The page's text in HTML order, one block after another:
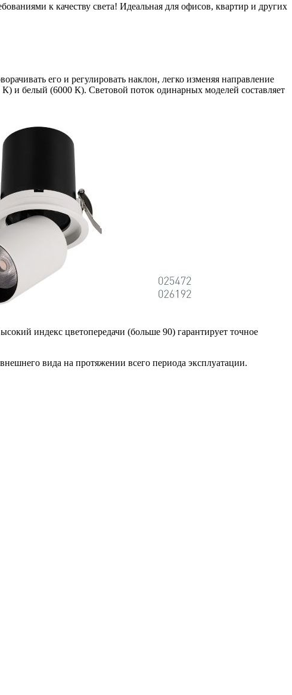
к качеству света! Идеальная для офисов, квартир и других
его и регулировать наклон, легко изменяя направление
и белый (6000 К). Световой поток одинарных моделей составляет
индекс цветопередачи (больше 90) гарантирует точное
вида на протяжении всего периода эксплуатации.